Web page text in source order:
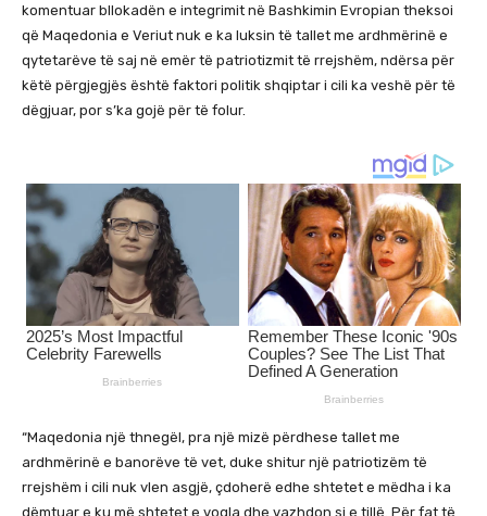
komentuar bllokadën e integrimit në Bashkimin Evropian theksoi
që Maqedonia e Veriut nuk e ka luksin të tallet me ardhmërinë e
qytetarëve të saj në emër të patriotizmit të rrejshëm, ndërsa për
këtë përgjegjës është faktori politik shqiptar i cili ka veshë për të
dëgjuar, por s’ka gojë për të folur.
“Maqedonia një thnegël, pra një mizë përdhese tallet me
ardhmërinë e banorëve të vet, duke shitur një patriotizëm të
rrejshëm i cili nuk vlen asgjë, çdoherë edhe shtetet e mëdha i ka
dëmtuar e ku më shtetet e vogla dhe vazhdon si e tillë. Për fat të